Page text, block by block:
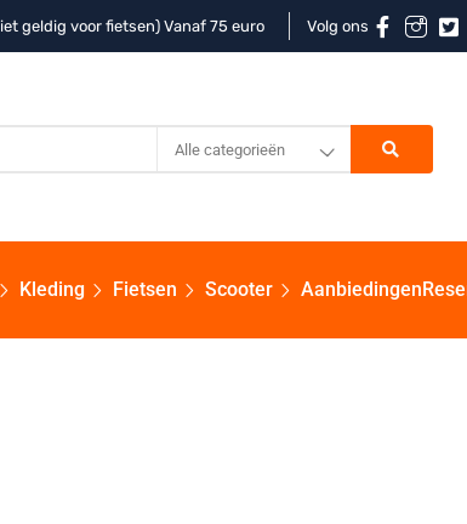
geldig voor fietsen) Vanaf 75 euro Volg ons
Alle categorieën
Kleding Fietsen Scooter Aanbiedingen